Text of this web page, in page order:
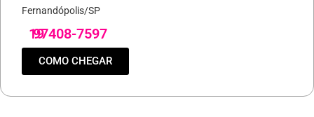
Fernandópolis/SP
19
97408-7597
COMO CHEGAR